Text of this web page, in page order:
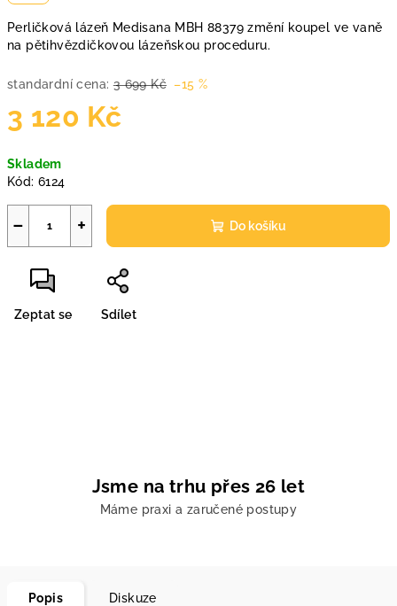
Perličková lázeň Medisana MBH 88379 změní koupel ve vaně
na pětihvězdičkovou lázeňskou proceduru.
standardní cena: 3 699 Kč –15 %
3 120 Kč
cena:
Skladem
Kód: 6124
+
− Do košíku
Zeptat se Sdílet
Jsme na trhu přes 26 let
Máme praxi a zaručené postupy
Popis Diskuze